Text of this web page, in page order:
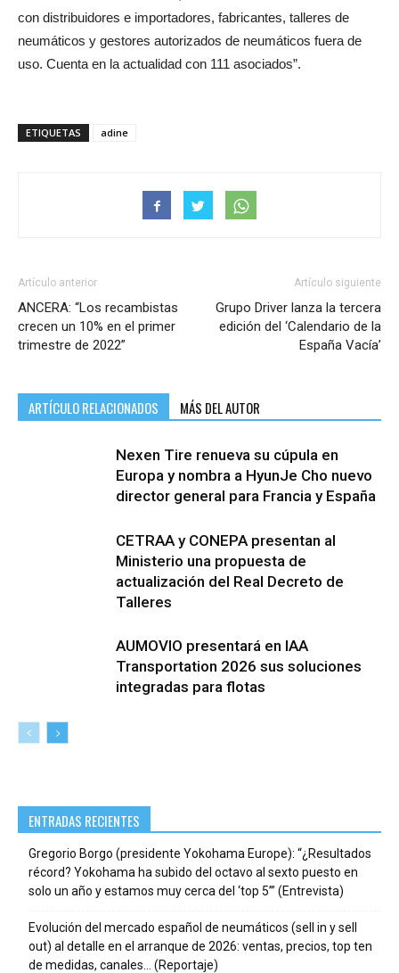
con distribuidores e importadores, fabricantes, talleres de
neumáticos y gestores autorizados de neumáticos fuera de
uso. Cuenta en la actualidad con 111 asociados”.
ETIQUETAS adine
Artículo anterior
ANCERA: “Los recambistas
crecen un 10% en el primer
trimestre de 2022”
Artículo siguiente
Grupo Driver lanza la tercera
edición del ‘Calendario de la
España Vacía’
ARTÍCULO RELACIONADOS MÁS DEL AUTOR
Nexen Tire renueva su cúpula en
Europa y nombra a HyunJe Cho nuevo
director general para Francia y España
CETRAA y CONEPA presentan al
Ministerio una propuesta de
actualización del Real Decreto de
Talleres
AUMOVIO presentará en IAA
Transportation 2026 sus soluciones
integradas para flotas
ENTRADAS RECIENTES
Gregorio Borgo (presidente Yokohama Europe): “¿Resultados
récord? Yokohama ha subido del octavo al sexto puesto en
solo un año y estamos muy cerca del ‘top 5’” (Entrevista)
Evolución del mercado español de neumáticos (sell in y sell
out) al detalle en el arranque de 2026: ventas, precios, top ten
de medidas, canales… (Reportaje)